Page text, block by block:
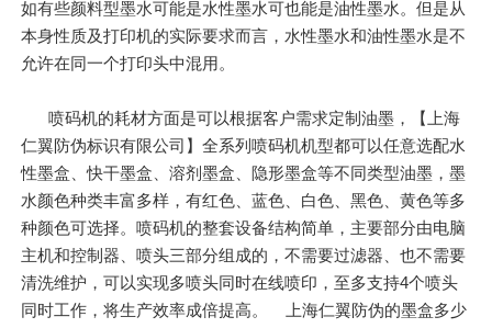
如有些颜料型墨水可能是水性墨水可也能是油性墨水。但是从
本身性质及打印机的实际要求而言，水性墨水和油性墨水是不
允许在同一个打印头中混用。
喷码机的耗材方面是可以根据客户需求定制油墨，【上海
仁翼防伪标识有限公司】全系列喷码机机型都可以任意选配水
性墨盒、快干墨盒、溶剂墨盒、隐形墨盒等不同类型油墨，墨
水颜色种类丰富多样，有红色、蓝色、白色、黑色、黄色等多
种颜色可选择。喷码机的整套设备结构简单，主要部分由电脑
主机和控制器、喷头三部分组成的，不需要过滤器、也不需要
清洗维护，可以实现多喷头同时在线喷印，至多支持4个喷头
同时工作，将生产效率成倍提高。 上海仁翼防伪的墨盒多少